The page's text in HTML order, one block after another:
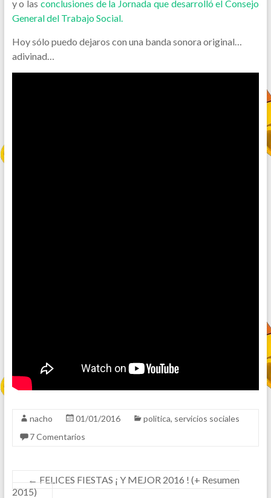
y o las conclusiones de la Jornada que desarrolló el Consejo
General del Trabajo Social.
Hoy sólo puedo dejaros con una banda sonora original…
adivinad…
nacho 01/01/2016 politica, servicios sociales
7 Comentarios
← FELICES FIESTAS ¡ Y MEJOR 2016 ! (+ Resumen
2015)